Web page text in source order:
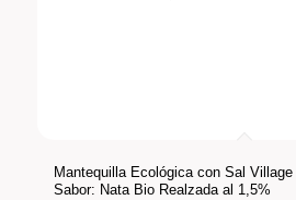
Mantequilla Ecológica con Sal Village
Sabor: Nata Bio Realzada al 1,5%